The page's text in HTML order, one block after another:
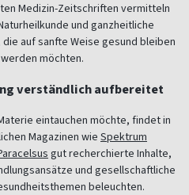
Medizin-Zeitschriften vermitteln
und ganzheitliche
auf sanfte Weise gesund bleiben
möchten.
verständlich aufbereitet
eintauchen möchte, findet in
Magazinen wie Spektrum
gut recherchierte Inhalte,
und gesellschaftliche
beleuchten.